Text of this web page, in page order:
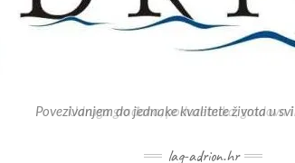
Povezivanjem do jednake kvalitete života u
lag-adrion.hr